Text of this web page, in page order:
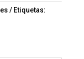
Etiquetas: